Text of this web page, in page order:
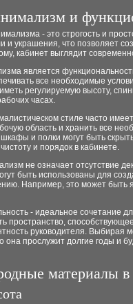
и
- это строгость и
и украшения, что позволяет
кабинет выглядит
является
все необходимые
регулируемую высоту,
часах.
стиле часто
область и хранить все
и полки могут быть
и порядок в кабинете.
не означает отсутствие
быть использованы для
Например, это может быть
- идеальное сочетание
пространство,
руководителя. Выбирая
она прослужит долгие годы и
материалы в